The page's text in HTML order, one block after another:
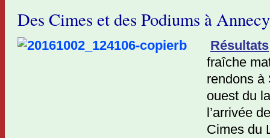
Des Cimes et des Podiums à Annecy
Résultats
fraîche
rendons à
ouest du
l’arrivée
Cimes du